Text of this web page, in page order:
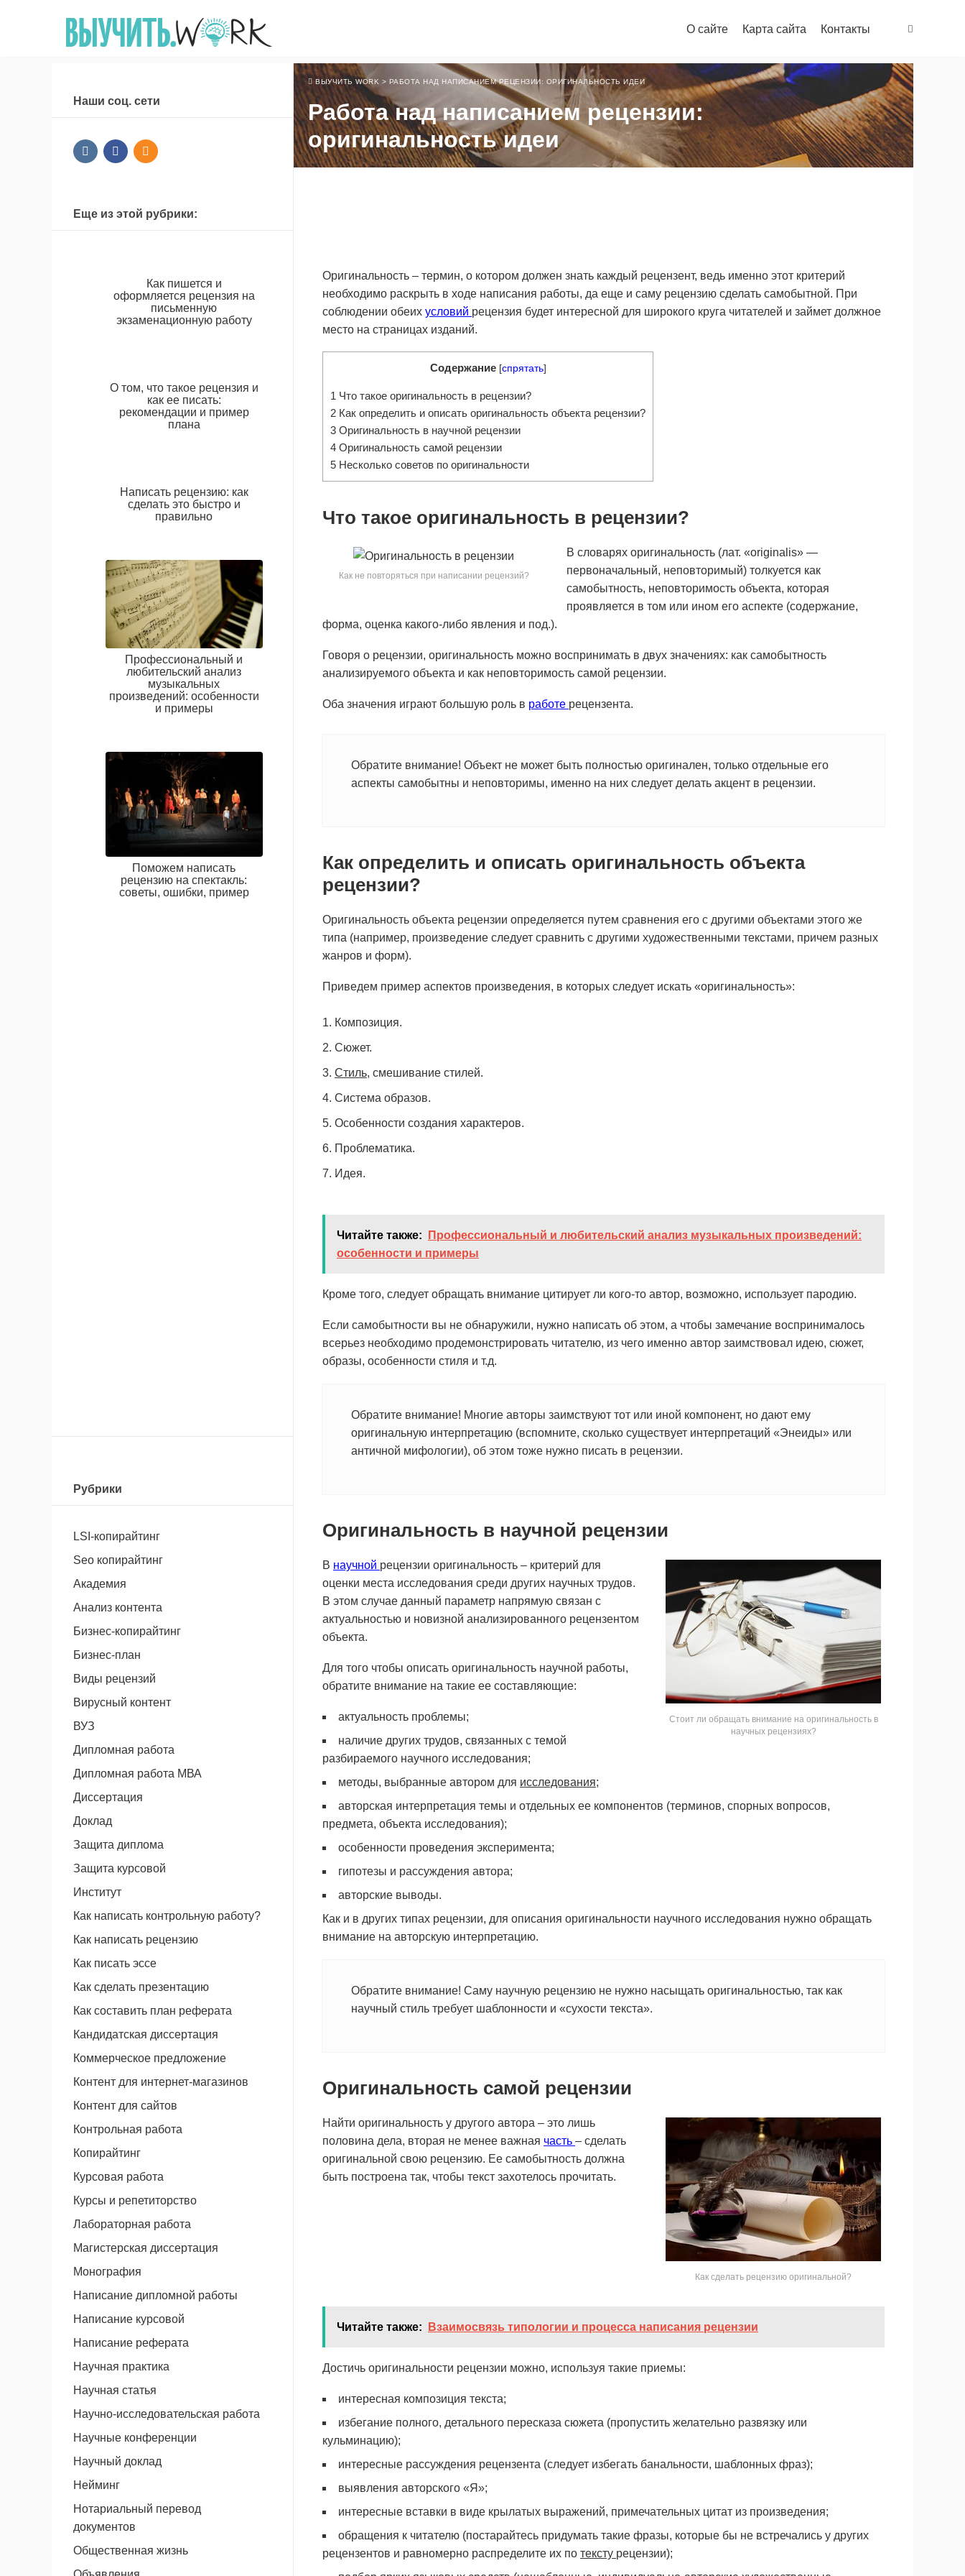
О сайте Карта сайта Контакты
ВЫУЧИТЬ WORK > РАБОТА НАД НАПИСАНИЕМ РЕЦЕНЗИИ: ОРИГИНАЛЬНОСТЬ ИДЕИ
Работа над написанием рецензии:
оригинальность идеи
Оригинальность – термин, о котором должен знать каждый рецензент, ведь именно этот критерий
необходимо раскрыть в ходе написания работы, да еще и саму рецензию сделать самобытной. При
соблюдении обеих условий рецензия будет интересной для широкого круга читателей и займет должное
место на страницах изданий.
Содержание [спрятать]
1 Что такое оригинальность в рецензии?
2 Как определить и описать оригинальность объекта рецензии?
3 Оригинальность в научной рецензии
4 Оригинальность самой рецензии
5 Несколько советов по оригинальности
Что такое оригинальность в рецензии?
Как не повторяться при написании рецензий?
В словарях оригинальность (лат. «originalis» —
первоначальный, неповторимый) толкуется как
самобытность, неповторимость объекта, которая
проявляется в том или ином его аспекте (содержание,
форма, оценка какого-либо явления и под.).
Говоря о рецензии, оригинальность можно воспринимать в двух значениях: как самобытность
анализируемого объекта и как неповторимость самой рецензии.
Оба значения играют большую роль в работе рецензента.
Обратите внимание! Объект не может быть полностью оригинален, только отдельные его
аспекты самобытны и неповторимы, именно на них следует делать акцент в рецензии.
Как определить и описать оригинальность объекта
рецензии?
Оригинальность объекта рецензии определяется путем сравнения его с другими объектами этого же
типа (например, произведение следует сравнить с другими художественными текстами, причем разных
жанров и форм).
Приведем пример аспектов произведения, в которых следует искать «оригинальность»:
Композиция.
Сюжет.
Стиль, смешивание стилей.
Система образов.
Особенности создания характеров.
Проблематика.
Идея.
Читайте также:
Профессиональный и любительский анализ музыкальных произведений:
особенности и примеры
Кроме того, следует обращать внимание цитирует ли кого-то автор, возможно, использует пародию.
Если самобытности вы не обнаружили, нужно написать об этом, а чтобы замечание воспринималось
всерьез необходимо продемонстрировать читателю, из чего именно автор заимствовал идею, сюжет,
образы, особенности стиля и т.д.
Обратите внимание! Многие авторы заимствуют тот или иной компонент, но дают ему
оригинальную интерпретацию (вспомните, сколько существует интерпретаций «Энеиды» или
античной мифологии), об этом тоже нужно писать в рецензии.
Оригинальность в научной рецензии
Стоит ли обращать внимание на оригинальность в
научных рецензиях?
В научной рецензии оригинальность – критерий для
оценки места исследования среди других научных трудов.
В этом случае данный параметр напрямую связан с
актуальностью и новизной анализированного рецензентом
объекта.
Для того чтобы описать оригинальность научной работы,
обратите внимание на такие ее составляющие:
актуальность проблемы;
наличие других трудов, связанных с темой
разбираемого научного исследования;
методы, выбранные автором для исследования;
авторская интерпретация темы и отдельных ее компонентов (терминов, спорных вопросов,
предмета, объекта исследования);
особенности проведения эксперимента;
гипотезы и рассуждения автора;
авторские выводы.
Как и в других типах рецензии, для описания оригинальности научного исследования нужно обращать
внимание на авторскую интерпретацию.
Обратите внимание! Саму научную рецензию не нужно насыщать оригинальностью, так как
научный стиль требует шаблонности и «сухости текста».
Оригинальность самой рецензии
Как сделать рецензию оригинальной?
Найти оригинальность у другого автора – это лишь
половина дела, вторая не менее важная часть – сделать
оригинальной свою рецензию. Ее самобытность должна
быть построена так, чтобы текст захотелось прочитать.
Читайте также: Взаимосвязь типологии и процесса написания рецензии
Достичь оригинальности рецензии можно, используя такие приемы:
интересная композиция текста;
избегание полного, детального пересказа сюжета (пропустить желательно развязку или
кульминацию);
интересные рассуждения рецензента (следует избегать банальности, шаблонных фраз);
выявления авторского «Я»;
интересные вставки в виде крылатых выражений, примечательных цитат из произведения;
обращения к читателю (постарайтесь придумать такие фразы, которые бы не встречались у других
рецензентов и равномерно распределите их по тексту рецензии);
Наши соц. сети
Еще из этой рубрики:
Как пишется и
оформляется рецензия на
письменную
экзаменационную работу
О том, что такое рецензия и
как ее писать:
рекомендации и пример
плана
Написать рецензию: как
сделать это быстро и
правильно
Профессиональный и
любительский анализ
музыкальных
произведений: особенности
и примеры
Поможем написать
рецензию на спектакль:
советы, ошибки, пример
Рубрики
LSI-копирайтинг
Seo копирайтинг
Академия
Анализ контента
Бизнес-копирайтинг
Бизнес-план
Виды рецензий
Вирусный контент
ВУЗ
Дипломная работа
Дипломная работа МВА
Диссертация
Доклад
Защита диплома
Защита курсовой
Институт
Как написать контрольную работу?
Как написать рецензию
Как писать эссе
Как сделать презентацию
Как составить план реферата
Кандидатская диссертация
Коммерческое предложение
Контент для интернет-магазинов
Контент для сайтов
Контрольная работа
Копирайтинг
Курсовая работа
Курсы и репетиторство
Лабораторная работа
Магистерская диссертация
Монография
Написание дипломной работы
Написание курсовой
Написание реферата
Научная практика
Научная статья
Научно-исследовательская работа
Научные конференции
Научный доклад
Нейминг
Нотариальный перевод
документов
Общественная жизнь